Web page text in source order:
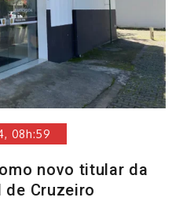
08h:59
novo titular da
Cruzeiro